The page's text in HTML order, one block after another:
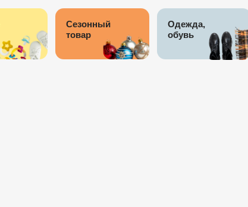
Сезонный
товар
Одежда,
обувь